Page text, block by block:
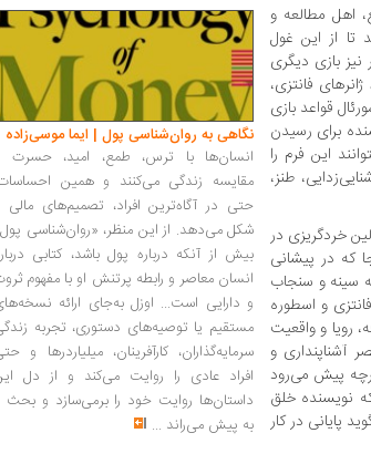
اهل مطالعه و
از این غول
نیز بازی دیگری
فانتزی،
قواعد بازی
برای رسیدن
این فرم را
طنز،
خردگریزی در
که در پیشانی
سینه و سنجاب
و اسطوره
رویا و واقعیت
آشناپنداری و
پیش می‌رود
نویسنده خلق
پایانی در کار
نگاهی به روان‌شناسی پول | ایما موسی‌زاده
انسان‌ها با ترس، طمع، امید، حسرت
مقایسه زندگی می‌کنند و همین
حتی در آگاه‌ترین افراد، تصمیم‌های مالی
شکل می‌دهد. از این منظر، «روان‌شناسی
بیش از آنکه درباره پول باشد، کتابی
انسان معاصر و رابطه پرتنش او با مفهوم
و دارایی است... اوزل به‌جای ارائه
مستقیم یا توصیه‌های دستوری، تجربه
سرمایه‌گذاران، کارآفرینان، میلیاردرها و
افراد عادی را روایت می‌کند و از دل
داستان‌ها روایت خود را برمی‌سازد و بحث
به پیش می‌راند ...